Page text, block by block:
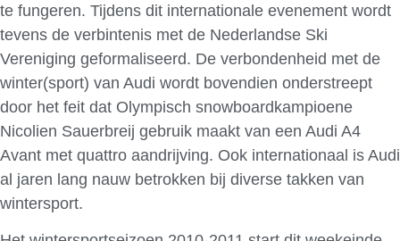
te fungeren. Tijdens dit internationale evenement wordt
tevens de verbintenis met de Nederlandse Ski
Vereniging geformaliseerd. De verbondenheid met de
winter(sport) van Audi wordt bovendien onderstreept
door het feit dat Olympisch snowboardkampioene
Nicolien Sauerbreij gebruik maakt van een Audi A4
Avant met quattro aandrijving. Ook internationaal is Audi
al jaren lang nauw betrokken bij diverse takken van
wintersport.